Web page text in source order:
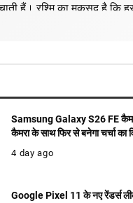
हैं। रश्मि का मकसद है कि
मिले।
Samsung Galaxy S26 FE
कैमरा के साथ फिर से बनेगा चर्चा का
4 day ago
Google Pixel 11 के नए रेंडर्स